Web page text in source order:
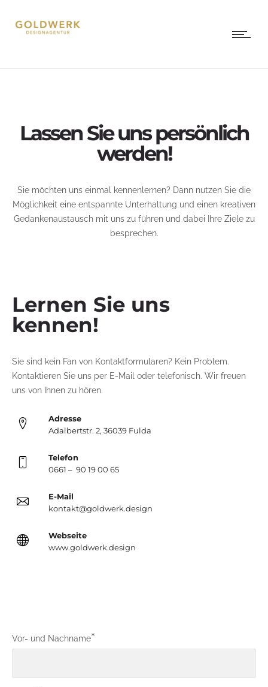
Lassen Sie uns persönlich
werden!
Sie möchten uns einmal kennenlernen? Dann nutzen Sie die
Möglichkeit eine entspannte Unterhaltung und einen kreativen
Gedankenaustausch mit uns zu führen und dabei Ihre Ziele zu
besprechen.
Lernen Sie uns
kennen!
Sie sind kein Fan von Kontaktformularen? Kein Problem.
Kontaktieren Sie uns per E-Mail oder telefonisch. Wir freuen
uns von Ihnen zu hören.
Adresse
Adalbertstr. 2, 36039 Fulda
Telefon
0661 – 90 19 00 65
E-Mail
kontakt@goldwerk.design
Webseite
www.goldwerk.design
Vor- und Nachname*